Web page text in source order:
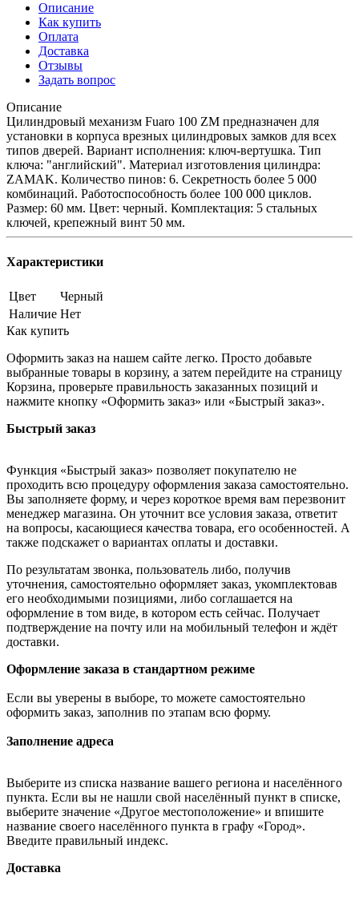
Описание
Как купить
Оплата
Доставка
Отзывы
Задать вопрос
Описание
Цилиндровый механизм Fuaro 100 ZM предназначен для
установки в корпуса врезных цилиндровых замков для всех
типов дверей. Вариант исполнения: ключ-вертушка. Тип
ключа: "английский". Материал изготовления цилиндра:
ZAMAK. Количество пинов: 6. Секретность более 5 000
комбинаций. Работоспособность более 100 000 циклов.
Размер: 60 мм. Цвет: черный. Комплектация: 5 стальных
ключей, крепежный винт 50 мм.
Характеристики
Цвет
Черный
Наличие Нет
Как купить
Оформить заказ на нашем сайте легко. Просто добавьте
выбранные товары в корзину, а затем перейдите на страницу
Корзина, проверьте правильность заказанных позиций и
нажмите кнопку «Оформить заказ» или «Быстрый заказ».
Быстрый заказ
Функция «Быстрый заказ» позволяет покупателю не
проходить всю процедуру оформления заказа самостоятельно.
Вы заполняете форму, и через короткое время вам перезвонит
менеджер магазина. Он уточнит все условия заказа, ответит
на вопросы, касающиеся качества товара, его особенностей. А
также подскажет о вариантах оплаты и доставки.
По результатам звонка, пользователь либо, получив
уточнения, самостоятельно оформляет заказ, укомплектовав
его необходимыми позициями, либо соглашается на
оформление в том виде, в котором есть сейчас. Получает
подтверждение на почту или на мобильный телефон и ждёт
доставки.
Оформление заказа в стандартном режиме
Если вы уверены в выборе, то можете самостоятельно
оформить заказ, заполнив по этапам всю форму.
Заполнение адреса
Выберите из списка название вашего региона и населённого
пункта. Если вы не нашли свой населённый пункт в списке,
выберите значение «Другое местоположение» и впишите
название своего населённого пункта в графу «Город».
Введите правильный индекс.
Доставка